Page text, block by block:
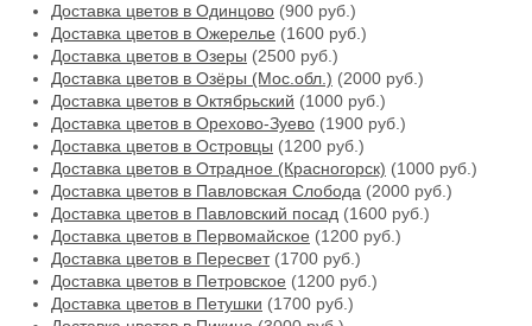
Доставка цветов в Одинцово (900 руб.)
Доставка цветов в Ожерелье (1600 руб.)
Доставка цветов в Озеры (2500 руб.)
Доставка цветов в Озёры (Мос.обл.) (2000 руб.)
Доставка цветов в Октябрьский (1000 руб.)
Доставка цветов в Орехово-Зуево (1900 руб.)
Доставка цветов в Островцы (1200 руб.)
Доставка цветов в Отрадное (Красногорск) (1000 руб.)
Доставка цветов в Павловская Слобода (2000 руб.)
Доставка цветов в Павловский посад (1600 руб.)
Доставка цветов в Первомайское (1200 руб.)
Доставка цветов в Пересвет(1700 руб.)
Доставка цветов в Петровское (1200 руб.)
Доставка цветов в Петушки (1700 руб.)